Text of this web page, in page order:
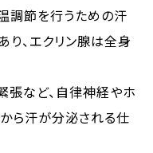
調節を行うための汗
り、エクリン腺は全身
張など、自律神経やホ
ら汗が分泌される仕